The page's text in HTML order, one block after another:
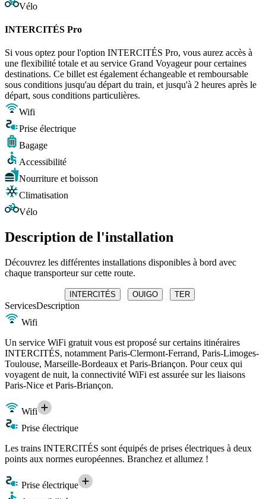
Vélo
INTERCITÉS Pro
Si vous optez pour l'option INTERCITÉS Pro, vous aurez accès à
une flexibilité totale et au service Grand Voyageur pour certaines
destinations. Ce billet est également échangeable et remboursable
sous conditions jusqu'au départ du train, et jusqu'à 2 heures après le
départ, sous conditions particulières.
Wifi
Prise électrique
Bagage
Accessibilité
Nourriture et boisson
Climatisation
Vélo
Description de l'installation
Découvrez les différentes installations disponibles à bord avec
chaque transporteur sur cette route.
INTERCITÉS OUIGO TER
ServicesDescription
Wifi
Un service WiFi gratuit vous est proposé sur certains itinéraires
INTERCITÉS, notamment Paris-Clermont-Ferrand, Paris-Limoges-
Toulouse, Marseille-Bordeaux et Paris-Briançon. Pour ceux qui
voyagent de nuit, la connectivité WiFi est assurée sur les liaisons
Paris-Nice et Paris-Briançon.
Wifi
Prise électrique
Les trains INTERCITÉS sont équipés de prises électriques à deux
points aux normes européennes. Branchez et allumez !
Prise électrique